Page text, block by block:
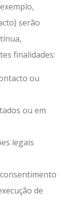
serão
finalidades:
ou
ou em
legais
de